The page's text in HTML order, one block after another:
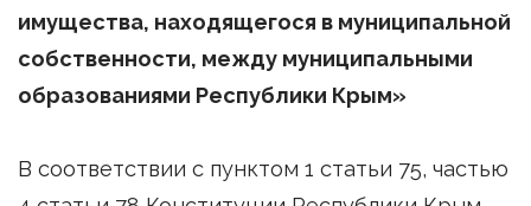
имущества, находящегося в муниципальной
собственности, между муниципальными
образованиями Республики Крым»
В соответствии с пунктом 1 статьи 75, частью